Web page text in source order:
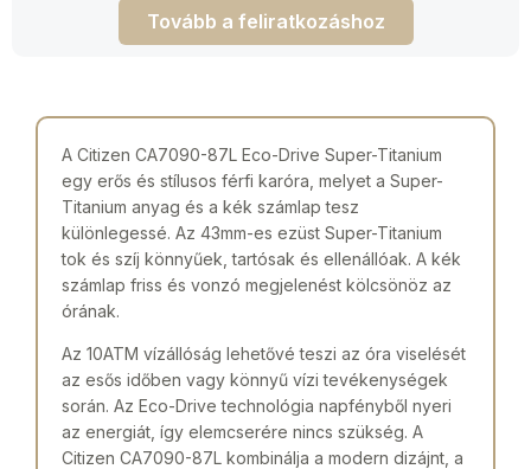
Tovább a feliratkozáshoz
A Citizen CA7090-87L Eco-Drive Super-Titanium
egy erős és stílusos férfi karóra, melyet a Super-
Titanium anyag és a kék számlap tesz
különlegessé. Az 43mm-es ezüst Super-Titanium
tok és szíj könnyűek, tartósak és ellenállóak. A kék
számlap friss és vonzó megjelenést kölcsönöz az
órának.
Az 10ATM vízállóság lehetővé teszi az óra viselését
az esős időben vagy könnyű vízi tevékenységek
során. Az Eco-Drive technológia napfényből nyeri
az energiát, így elemcserére nincs szükség. A
Citizen CA7090-87L kombinálja a modern dizájnt, a